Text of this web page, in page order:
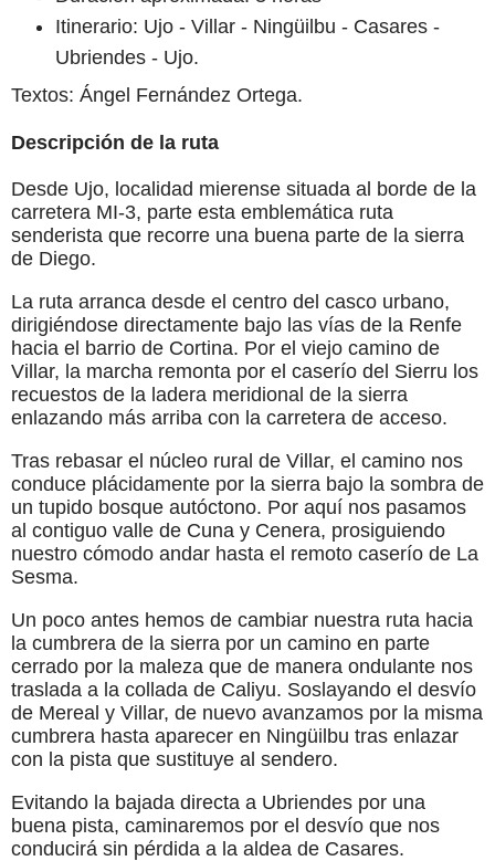
Itinerario: Ujo - Villar - Ningüilbu - Casares -
Ubriendes - Ujo.
Textos: Ángel Fernández Ortega.
Descripción de la ruta
Desde Ujo, localidad mierense situada al borde de la
carretera MI-3, parte esta emblemática ruta
senderista que recorre una buena parte de la sierra
de Diego.
La ruta arranca desde el centro del casco urbano,
dirigiéndose directamente bajo las vías de la Renfe
hacia el barrio de Cortina. Por el viejo camino de
Villar, la marcha remonta por el caserío del Sierru los
recuestos de la ladera meridional de la sierra
enlazando más arriba con la carretera de acceso.
Tras rebasar el núcleo rural de Villar, el camino nos
conduce plácidamente por la sierra bajo la sombra de
un tupido bosque autóctono. Por aquí nos pasamos
al contiguo valle de Cuna y Cenera, prosiguiendo
nuestro cómodo andar hasta el remoto caserío de La
Sesma.
Un poco antes hemos de cambiar nuestra ruta hacia
la cumbrera de la sierra por un camino en parte
cerrado por la maleza que de manera ondulante nos
traslada a la collada de Caliyu. Soslayando el desvío
de Mereal y Villar, de nuevo avanzamos por la misma
cumbrera hasta aparecer en Ningüilbu tras enlazar
con la pista que sustituye al sendero.
Evitando la bajada directa a Ubriendes por una
buena pista, caminaremos por el desvío que nos
conducirá sin pérdida a la aldea de Casares.